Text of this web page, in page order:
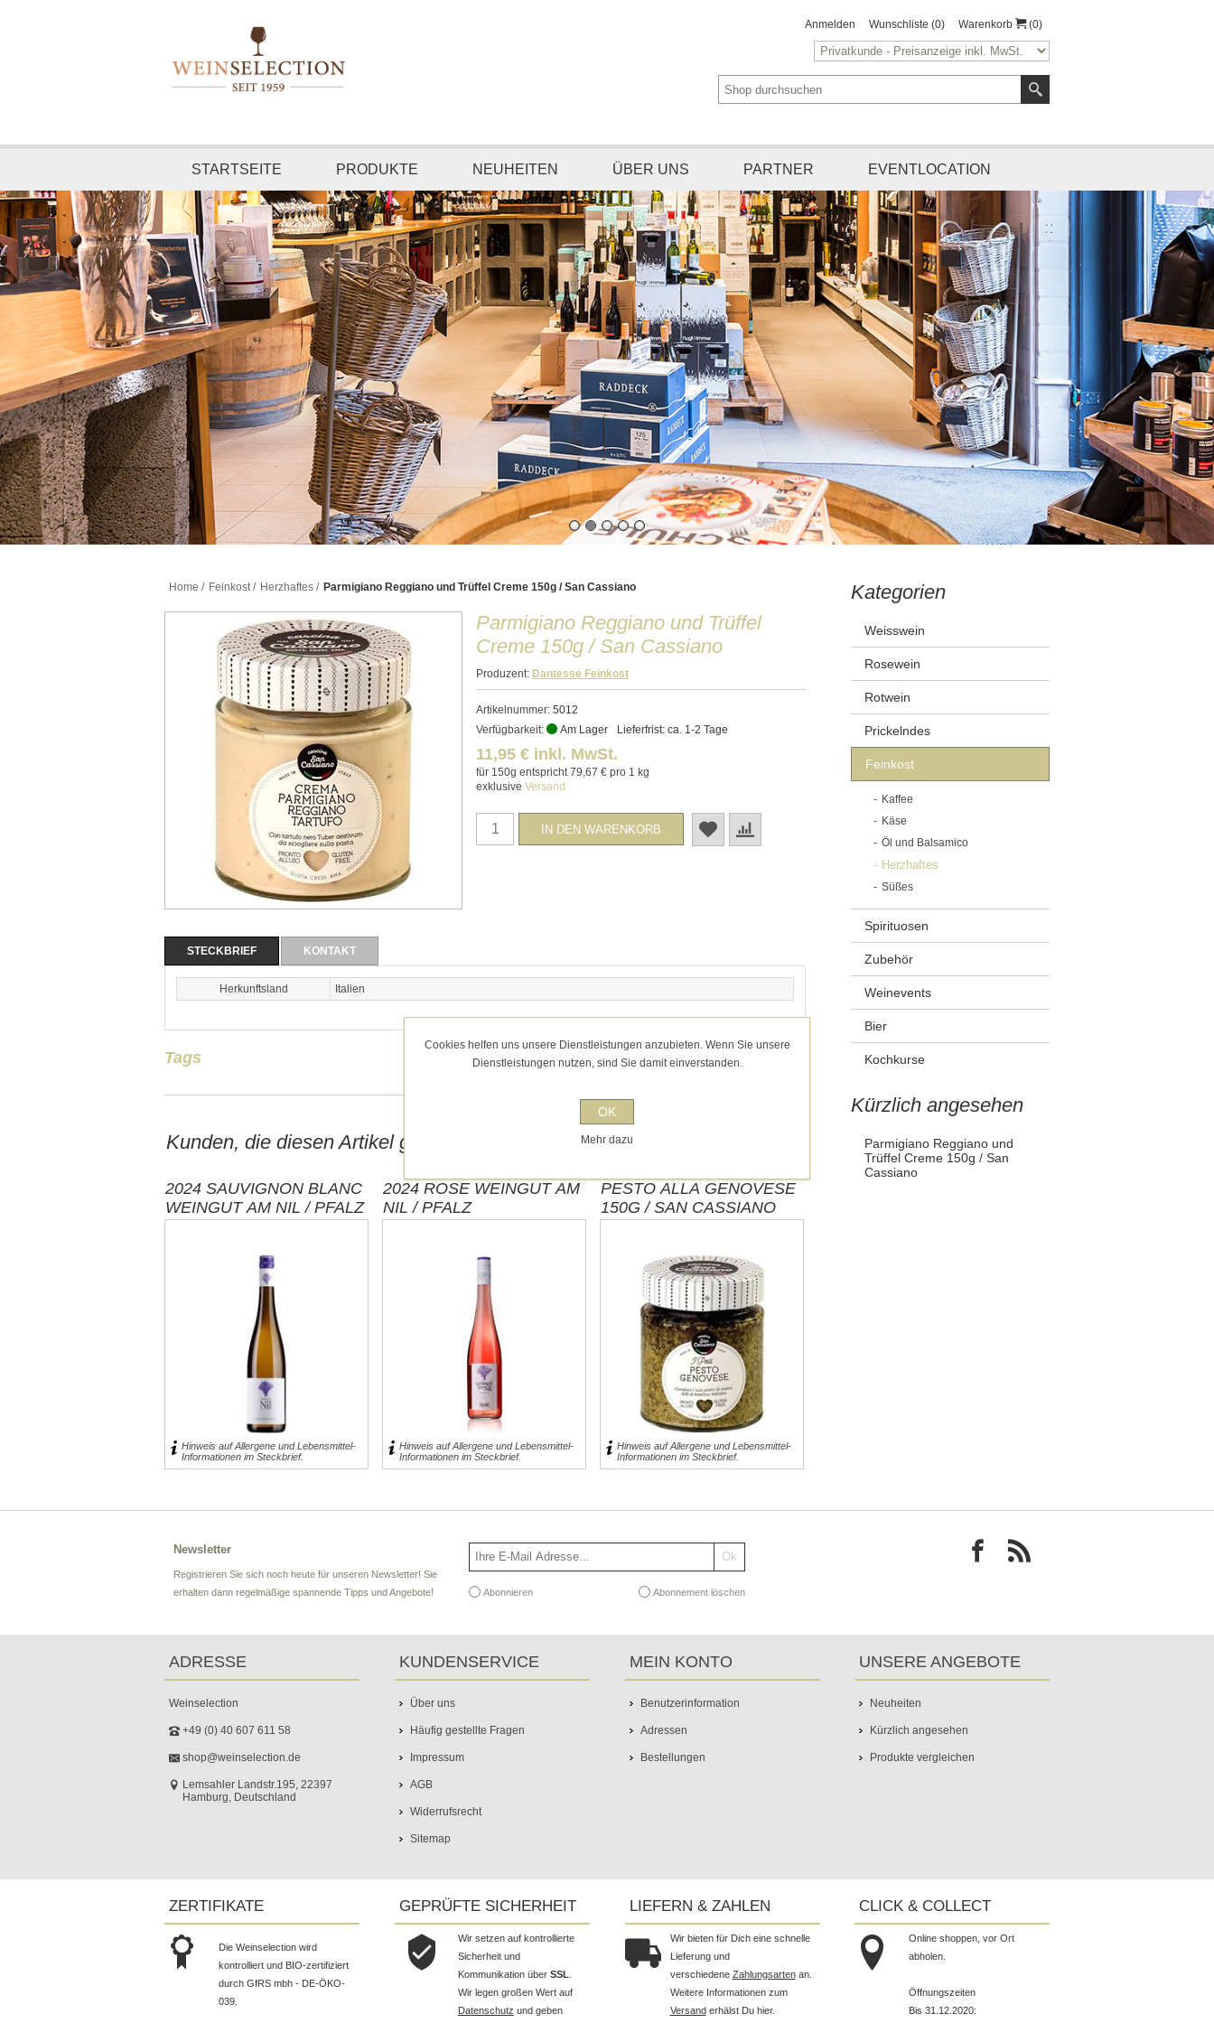
Anmelden Wunschliste (0) Warenkorb (0)
STARTSEITE PRODUKTE NEUHEITEN ÜBER UNS PARTNER EVENTLOCATION
Home / Feinkost / Herzhaftes / Parmigiano Reggiano und Trüffel Creme 150g / San Cassiano
Parmigiano Reggiano und Trüffel
Creme 150g / San Cassiano
Produzent: Dantesse Feinkost
Artikelnummer: 5012
Verfügbarkeit:
Am Lager Lieferfrist: ca. 1-2 Tage
11,95 € inkl. MwSt.
für 150g entspricht 79,67 € pro 1 kg
exklusive Versand
STECKBRIEF KONTAKT
Herkunftsland Italien
Tags
Kunden, die diesen Artikel gekauft haben, kauften auch
2024 SAUVIGNON BLANC
WEINGUT AM NIL / PFALZ
Hinweis auf Allergene und Lebensmittel-
Informationen im Steckbrief.
2024 ROSE WEINGUT AM
NIL / PFALZ
Hinweis auf Allergene und Lebensmittel-
Informationen im Steckbrief.
10,95 € inkl. MwSt.
für 0,75l entspricht 14,60 € pro 1 l
PESTO ALLA GENOVESE
150G / SAN CASSIANO
Hinweis auf Allergene und Lebensmittel-
Informationen im Steckbrief.
5,95 € inkl. MwSt.
für 130g entspricht 45,77 € pro 1
Kategorien
Weisswein
Rosewein
Rotwein
Prickelndes
Feinkost
Kaffee
Käse
Öl und Balsamico
Herzhaftes
Süßes
Spirituosen
Zubehör
Weinevents
Bier
Kochkurse
Kürzlich angesehen
Parmigiano Reggiano und
Trüffel Creme 150g / San
Cassiano
Newsletter
Registrieren Sie sich noch heute für unseren Newsletter! Sie
erhalten dann regelmäßige spannende Tipps und Angebote!
Abonnieren Abonnement löschen
ADRESSE
Weinselection
+49 (0) 40 607 611 58
shop@weinselection.de
Lemsahler Landstr.195, 22397
Hamburg, Deutschland
KUNDENSERVICE
Über uns
Häufig gestellte Fragen
Impressum
AGB
Widerrufsrecht
Sitemap
MEIN KONTO
Benutzerinformation
Adressen
Bestellungen
UNSERE ANGEBOTE
Neuheiten
Kürzlich angesehen
Produkte vergleichen
ZERTIFIKATE
Die Weinselection wird
kontrolliert und BIO-zertifiziert
durch GfRS mbh - DE-ÖKO-
039.
GEPRÜFTE SICHERHEIT
Wir setzen auf kontrollierte
Sicherheit und
Kommunikation über SSL.
Wir legen großen Wert auf
Datenschutz und geben
LIEFERN & ZAHLEN
Wir bieten für Dich eine schnelle
Lieferung und
verschiedene Zahlungsartenan.
Weitere Informationen zum
Versand erhälst Du hier.
CLICK & COLLECT
Online shoppen, vor Ort
abholen.
Öffnungszeiten
Bis 31.12.2020:
Cookies helfen uns unsere Dienstleistungen anzubieten. Wenn Sie unsere
Dienstleistungen nutzen, sind Sie damit einverstanden.
OK
Mehr dazu